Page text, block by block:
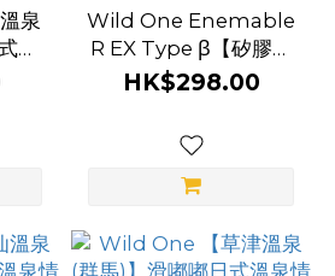
泉
溫
果
Wild One Enemable
R EX Type β【矽膠】
有線遙控前列線震動器
HK$298.00